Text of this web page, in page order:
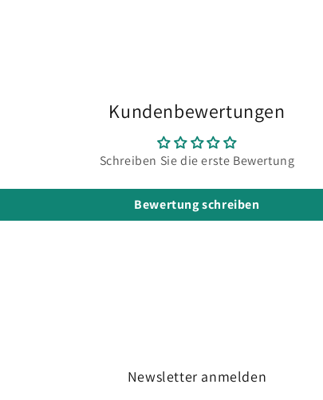
Kundenbewertungen
Schreiben Sie die erste Bewertung
Bewertung schreiben
Newsletter anmelden